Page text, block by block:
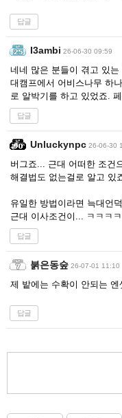
답글
I3ambi 26-06-30 09:59
네네 많은 분들이 겪고 있
대캠프에서 어비스나무 하
로 알박기를 하고 있었죠.
답글
Unluckynpc 26-06-30
버그죠... 근대 어떠한 조건
해결법도 없는걸로 알고 있
유일한 방법이라면 늑대언
근대 이사조건이... ㅋㅋㅋ
답글
붉은동숲 26-07-01 11:10
제 밭에는 수확이 안되는
답글